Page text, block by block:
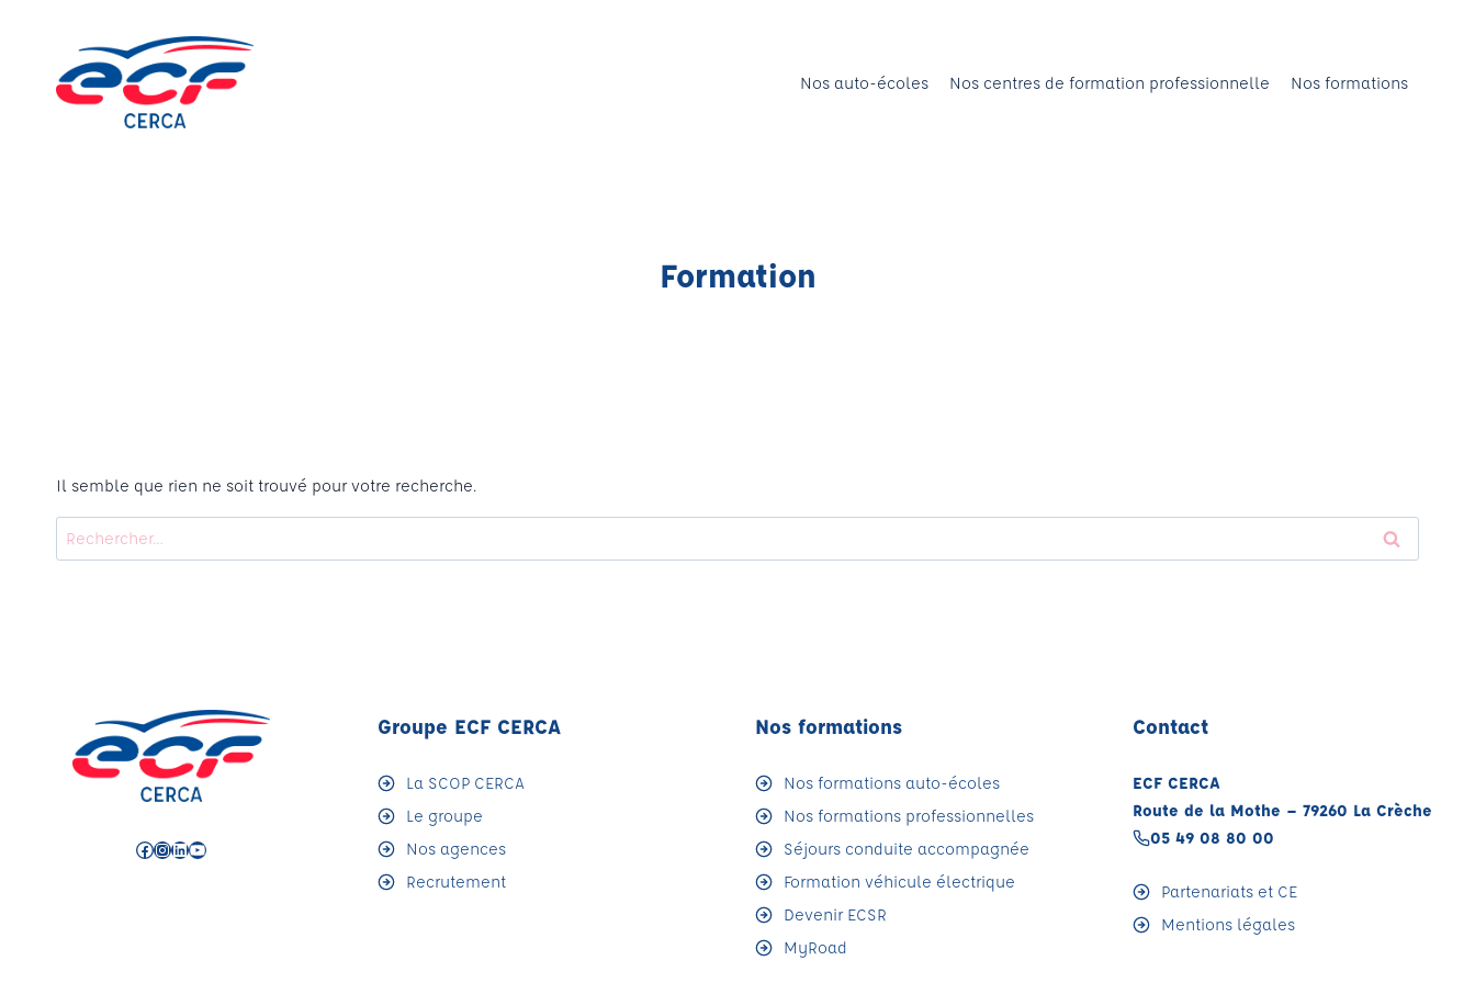
Nos auto-écoles Nos centres de formation professionnelle Nos formations
Formation
Il semble que rien ne soit trouvé pour votre recherche.
Rechercher :
Facebook
Instagram
LinkedIn
YouTube
Groupe ECF CERCA
La SCOP CERCA
Le groupe
Nos agences
Recrutement
Nos formations
Nos formations auto-écoles
Nos formations professionnelles
Séjours conduite accompagnée
Formation véhicule électrique
Devenir ECSR
MyRoad
Contact
ECF CERCA
Route de la Mothe – 79260 La Crèche
05 49 08 80 00
Partenariats et CE
Mentions légales